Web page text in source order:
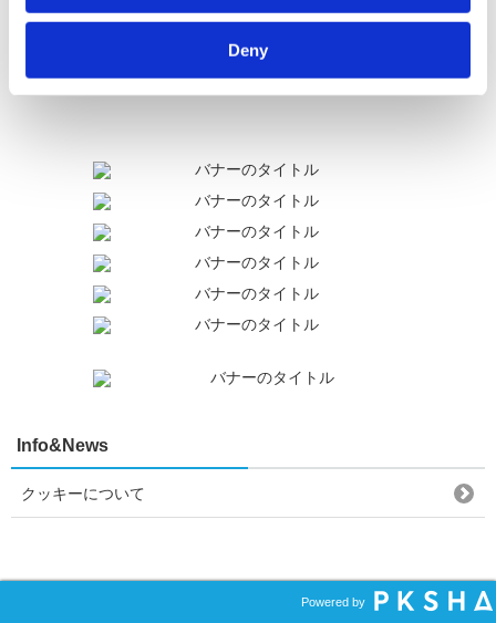
Deny
解決できなかった
Info&News
クッキーについて
Powered by